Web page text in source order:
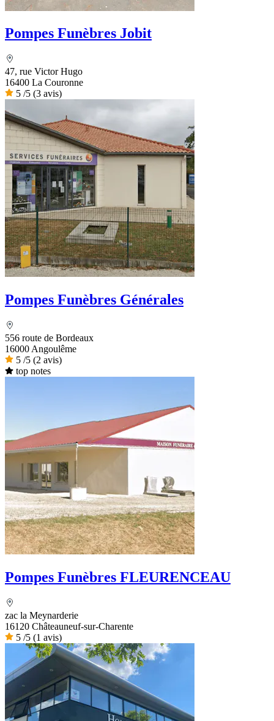
Pompes Funèbres Jobit
47, rue Victor Hugo
16400 La Couronne
5 /5 (3 avis)
Pompes Funèbres Générales
556 route de Bordeaux
16000 Angoulême
5 /5 (2 avis)
top notes
Pompes Funèbres FLEURENCEAU
zac la Meynarderie
16120 Châteauneuf-sur-Charente
5 /5 (1 avis)